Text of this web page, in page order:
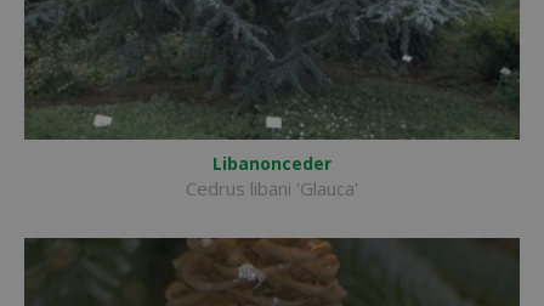
Libanonceder
Cedrus libani 'Glauca'